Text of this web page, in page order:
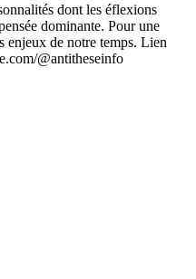
dont les éflexions
dominante. Pour une
enjeux de notre temps. Lien
@antitheseinfo